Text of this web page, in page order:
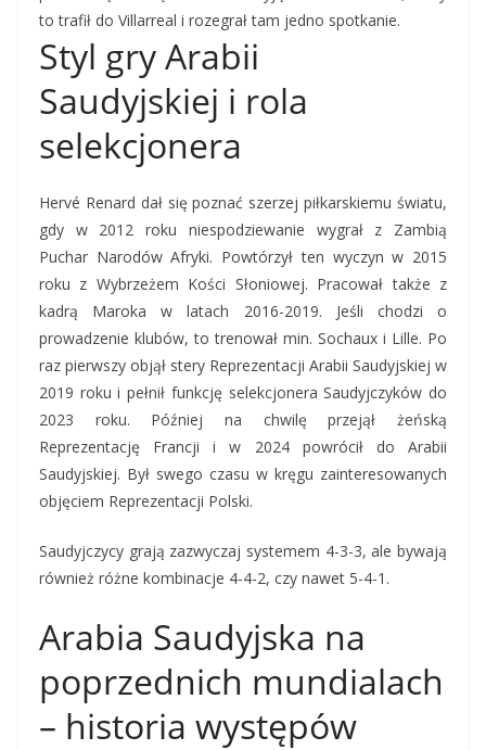
to trafił do Villarreal i rozegrał tam jedno spotkanie.
Styl gry Arabii
Saudyjskiej i rola
selekcjonera
Hervé Renard dał się poznać szerzej piłkarskiemu światu,
gdy w 2012 roku niespodziewanie wygrał z Zambią
Puchar Narodów Afryki. Powtórzył ten wyczyn w 2015
roku z Wybrzeżem Kości Słoniowej. Pracował także z
kadrą Maroka w latach 2016-2019. Jeśli chodzi o
prowadzenie klubów, to trenował min. Sochaux i Lille. Po
raz pierwszy objął stery Reprezentacji Arabii Saudyjskiej w
2019 roku i pełnił funkcję selekcjonera Saudyjczyków do
2023 roku. Później na chwilę przejął żeńską
Reprezentację Francji i w 2024 powrócił do Arabii
Saudyjskiej. Był swego czasu w kręgu zainteresowanych
objęciem Reprezentacji Polski.
Saudyjczycy grają zazwyczaj systemem 4-3-3, ale bywają
również różne kombinacje 4-4-2, czy nawet 5-4-1.
Arabia Saudyjska na
poprzednich mundialach
– historia występów